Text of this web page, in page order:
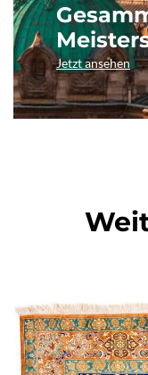
Jetzt ansehen